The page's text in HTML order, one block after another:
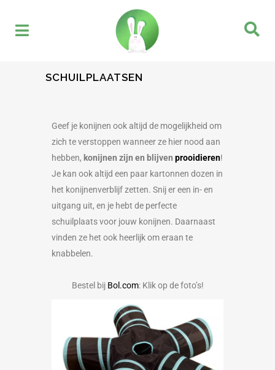
SCHUILPLAATSEN
Geef je konijnen ook altijd de mogelijkheid om
zich te verstoppen wanneer ze hier nood aan
hebben, konijnen zijn en blijven prooidieren!
Je kan ook altijd een paar kartonnen dozen in
het konijnenverblijf zetten. Snij er een in- en
uitgang uit, en je hebt de perfecte
schuilplaats voor jouw konijnen. Daarnaast
vinden ze het ook heerlijk om eraan te
knabbelen.
Bestel bij Bol.com: Klik op de foto’s!